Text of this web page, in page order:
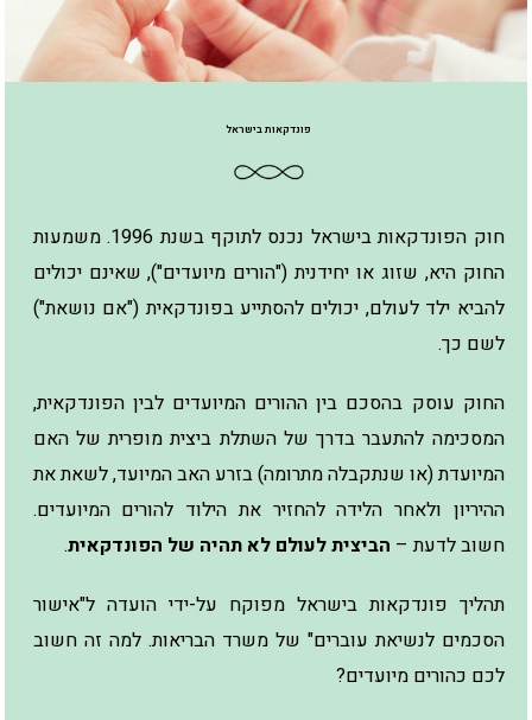
פונדקאות בישראל
חוק הפונדקאות בישראל נכנס לתוקף בשנת 1996. משמעות
החוק היא, שזוג או יחידנית ("הורים מיועדים"), שאינם יכולים
להביא ילד לעולם, יכולים להסתייע בפונדקאית ("אם נושאת")
לשם כך.
החוק עוסק בהסכם בין ההורים המיועדים לבין הפונדקאית,
המסכימה להתעבר בדרך של השתלת ביצית מופרית של האם
המיועדת (או שנתקבלה מתרומה) בזרע האב המיועד, לשאת את
ההיריון ולאחר הלידה להחזיר את הילוד להורים המיועדים.
חשוב לדעת – הביצית לעולם לא תהיה של הפונדקאית.
תהליך פונדקאות בישראל מפוקח על-ידי הועדה ל"אישור
הסכמים לנשיאת עוברים" של משרד הבריאות. למה זה חשוב
לכם כהורים מיועדים?